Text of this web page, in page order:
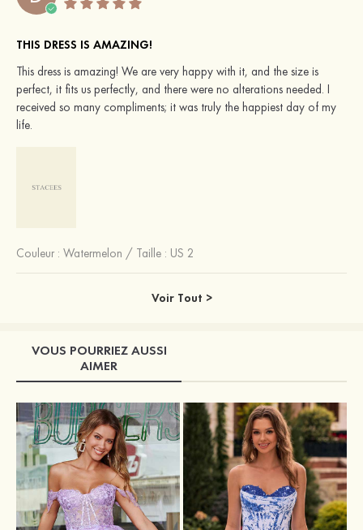
THIS DRESS IS AMAZING!
This dress is amazing! We are very happy with it, and the size is
perfect, it fits us perfectly, and there were no alterations needed. I
received so many compliments; it was truly the happiest day of my
life.
Couleur : Watermelon / Taille : US 2
Voir Tout >
VOUS POURRIEZ AUSSI
AIMER